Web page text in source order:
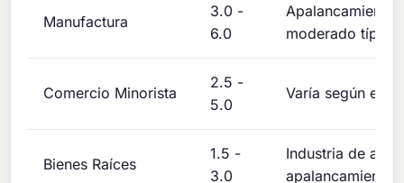
Manufactura
3.0 -
6.0
Apalancamiento
moderado típico
Comercio Minorista
2.5 -
5.0
Varía según el
Bienes Raíces
1.5 -
3.0
Industria de alto
apalancamiento